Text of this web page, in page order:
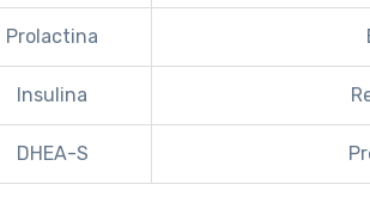
Prolactina
Insulina
DHEA-S